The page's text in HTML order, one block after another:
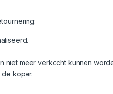
niet meer verkocht kunnen
de koper.